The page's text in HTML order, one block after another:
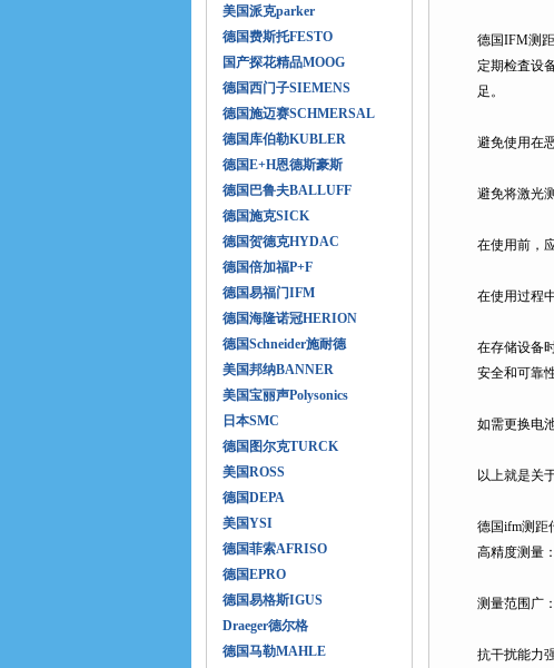
美国派克parker
德国费斯托FESTO
国产探花精品MOOG
德国西门子SIEMENS
德国施迈赛SCHMERSAL
德国库伯勒KUBLER
德国E+H恩德斯豪斯
德国巴鲁夫BALLUFF
德国施克SICK
德国贺德克HYDAC
德国倍加福P+F
德国易福门IFM
德国海隆诺冠HERION
德国Schneider施耐德
美国邦纳BANNER
美国宝丽声Polysonics
日本SMC
德国图尔克TURCK
美国ROSS
德国DEPA
美国YSI
德国菲索AFRISO
德国EPRO
德国易格斯IGUS
Draeger德尔格
德国马勒MAHLE
德国IFM测距
定期检査设备
足。
避免使用在恶
避免将激光测
在使用前
在使用过程中
在存储设备时
安全和可靠性
如需更换电池
以上就是关
德国ifm测距
高精度测量
测量范围广
抗干扰能力强